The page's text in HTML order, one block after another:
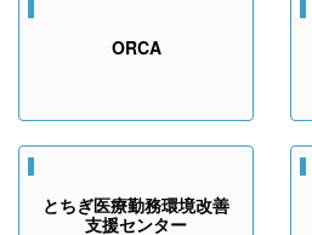
ORCA
とちぎ医療勤務環境改善
支援センター